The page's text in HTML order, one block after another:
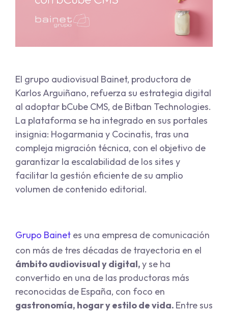
El grupo audiovisual Bainet, productora de
Karlos Arguiñano, refuerza su estrategia digital
al adoptar bCube CMS, de Bitban Technologies.
La plataforma se ha integrado en sus portales
insignia: Hogarmania y Cocinatis, tras una
compleja migración técnica, con el objetivo de
garantizar la escalabilidad de los sites y
facilitar la gestión eficiente de su amplio
volumen de contenido editorial.
Grupo Bainet es una empresa de comunicación
con más de tres décadas de trayectoria en el
ámbito audiovisual y digital,y se ha
convertido en una de las productoras más
reconocidas de España, con foco en
gastronomía, hogar y estilo de vida. Entre sus